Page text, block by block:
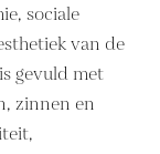
sociale
van de
gevuld met
zinnen en